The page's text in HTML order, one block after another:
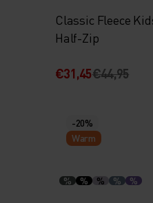
Classic Fleece
Half-Zip
€31,45€44,95
-20%
Warm
% % % % %